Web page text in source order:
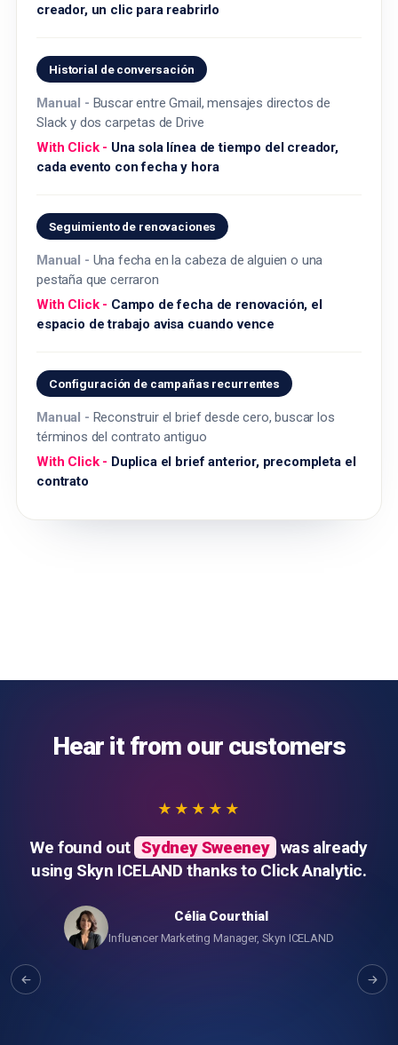
creador, un clic para reabrirlo
Historial de conversación
Buscar entre Gmail, mensajes directos de
Slack y dos carpetas de Drive
Una sola línea de tiempo del creador,
cada evento con fecha y hora
Seguimiento de renovaciones
Una fecha en la cabeza de alguien o una
pestaña que cerraron
Campo de fecha de renovación, el
espacio de trabajo avisa cuando vence
Configuración de campañas recurrentes
Reconstruir el brief desde cero, buscar los
términos del contrato antiguo
Duplica el brief anterior, precompleta el
contrato
Hear it from our customers
★★★★★
We found out Sydney Sweeney was already
using Skyn ICELAND thanks to Click Analytic.
Célia Courthial
Influencer Marketing Manager, Skyn ICELAND